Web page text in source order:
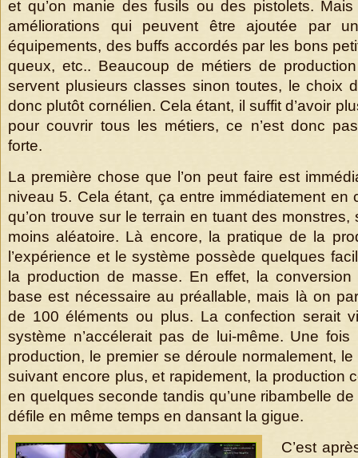
et qu’on manie des fusils ou des pistolets.
améliorations qui peuvent être ajoutée par
équipements, des buffs accordés par les bons
queux, etc.. Beaucoup de métiers de
servent plusieurs classes sinon toutes, le choix
donc plutôt cornélien. Cela étant, il suffit d’avoir
pour couvrir tous les métiers, ce n’est donc
forte.
La première chose que l’on peut faire est
niveau 5. Cela étant, ça entre immédiatement en
qu’on trouve sur le terrain en tuant des monstres,
moins aléatoire. Là encore, la pratique de la
l’expérience et le système possède quelques
la production de masse. En effet, la
base est nécessaire au préallable, mais là on
de 100 éléments ou plus. La confection serait
système n’accélerait pas de lui-même. Une
production, le premier se déroule normalement,
suivant encore plus, et rapidement, la production
en quelques seconde tandis qu’une ribambelle de
défile en même temps en dansant la gigue.
C’est